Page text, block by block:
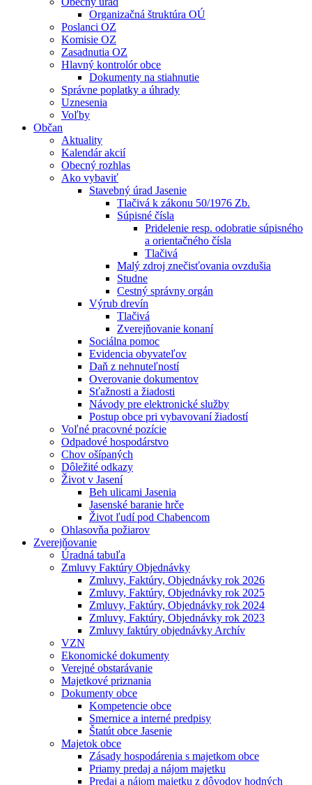
Organizačná štruktúra OÚ
Poslanci OZ
Komisie OZ
Zasadnutia OZ
Hlavný kontrolór obce
Dokumenty na stiahnutie
Správne poplatky a úhrady
Uznesenia
Voľby
Občan
Aktuality
Kalendár akcií
Obecný rozhlas
Ako vybaviť
Stavebný úrad Jasenie
Tlačivá k zákonu 50/1976 Zb.
Súpisné čísla
Pridelenie resp. odobratie súpisného
a orientačného čísla
Tlačivá
Malý zdroj znečisťovania ovzdušia
Studne
Cestný správny orgán
Výrub drevín
Tlačivá
Zverejňovanie konaní
Sociálna pomoc
Evidencia obyvateľov
Daň z nehnuteľností
Overovanie dokumentov
Sťažnosti a žiadosti
Návody pre elektronické služby
Postup obce pri vybavovaní žiadostí
Voľné pracovné pozície
Odpadové hospodárstvo
Chov ošípaných
Dôležité odkazy
Život v Jasení
Beh ulicami Jasenia
Jasenské baranie hrče
Život ľudí pod Chabencom
Ohlasovňa požiarov
Zverejňovanie
Úradná tabuľa
Zmluvy Faktúry Objednávky
Zmluvy, Faktúry, Objednávky rok 2026
Zmluvy, Faktúry, Objednávky rok 2025
Zmluvy, Faktúry, Objednávky rok 2024
Zmluvy, Faktúry, Objednávky rok 2023
Zmluvy faktúry objednávky Archív
VZN
Ekonomické dokumenty
Verejné obstarávanie
Majetkové priznania
Dokumenty obce
Kompetencie obce
Smernice a interné predpisy
Štatút obce Jasenie
Majetok obce
Zásady hospodárenia s majetkom obce
Priamy predaj a nájom majetku
Predaj a nájom majetku z dôvodov hodných